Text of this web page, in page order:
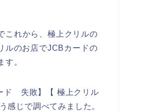
これから、極上クリルの
ルのお店でJCBカードの
。
ド 失敗】【 極上クリル
じで調べてみました。